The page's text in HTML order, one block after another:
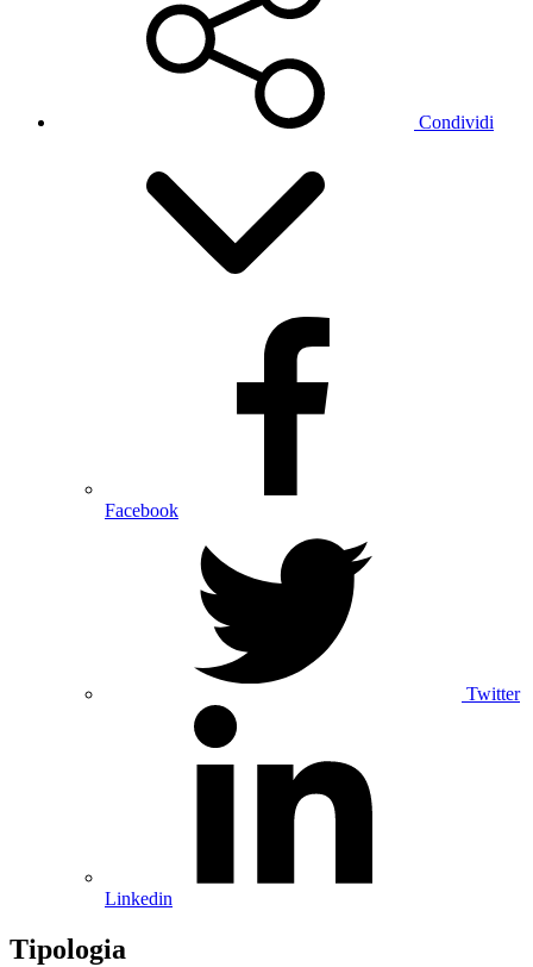
Condividi
Facebook
Twitter
Linkedin
Tipologia